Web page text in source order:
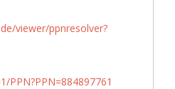
viewer/ppnresolver?
PPN?PPN=884897761